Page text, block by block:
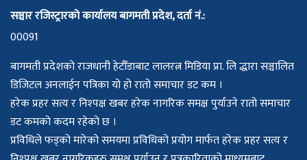
सञ्चार रजिस्ट्रारको कार्यालय बागमती प्रदेश, दर्ता नं.:
00091
बागमती प्रदेशको राजधानी हेटौँडाबाट लालरत्न मिडिया प्रा. लि द्धारा सञ्चालित
डिजिटल अनलाईन पत्रिका यो हो रातो समाचार डट कम ।
हरेक प्रहर सत्य र निश्पक्ष खबर हरेक नागरिक समक्ष पुर्याउने रातो समाचार
डट कमको कदम रहेको छ ।
प्रविधिले फड्को मारेको समयमा प्रविधिको प्रयोग मार्फत हरेक प्रहर सत्य र